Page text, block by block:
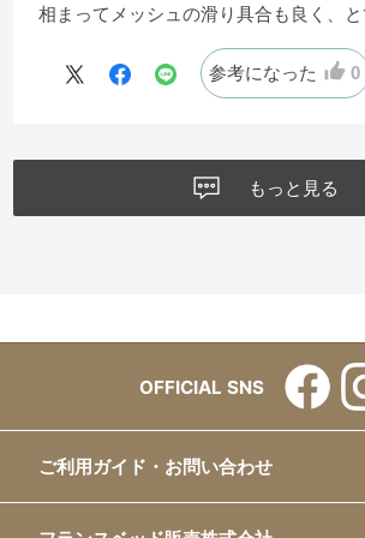
相まってメッシュの滑り具合も良く、
参考になった 0
もっと見る
OFFICIAL SNS
ご利用ガイド・お問い合わせ